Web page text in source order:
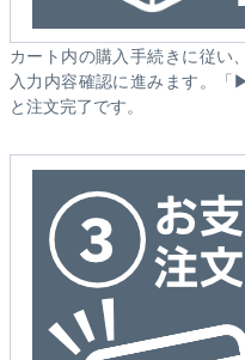
カート内の購入手続きに従い
入力内容確認に進みます。
と注文完了です。